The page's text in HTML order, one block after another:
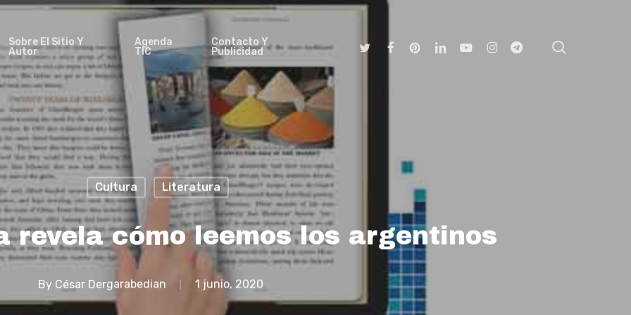
Sobre El Sitio Y
Autor
Agenda
TIC
Contacto Y
Publicidad
TwitterFacebookPinterestLinkedinYoutubeInstagramTelegram
Cultura Literatura
revela cómo leemos los argentinos
By César Dergarabedian 1 junio, 2020